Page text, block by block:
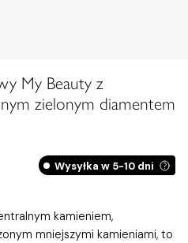
My Beauty z
zielonym diamentem
Wysyłka w 5-10 dni
kamieniem,
mniejszymi kamieniami, to